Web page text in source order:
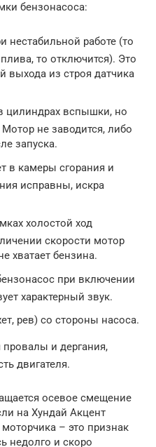
бензонасоса:
нестабильной работе (то
то отключится). Это
выхода из строя датчика
цилиндрах вспышки, но
не заводится, либо
запуска.
в камеры сгорания и
исправны, искра
холостой ход
скорости мотор
хватает бензина.
при включении
характерный звук.
рев) со стороны насоса.
и дергания,
двигателя.
осевое смещение
на Хундай Акцент
– это признак
недолго и скоро